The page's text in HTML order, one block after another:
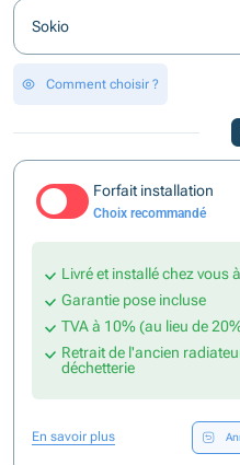
Sokio
Comment choisir ?
Forfait installation
Choix recommandé
Livré et installé chez vous
Garantie pose incluse
TVA à 10% (au lieu de
Retrait de l'ancien
déchetterie
En savoir plus